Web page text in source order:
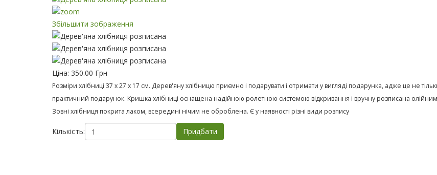
Збільшити зображення
Ціна: 350.00 Грн
Розміри хлібниці 37 х 27 х 17 см. Дерев'яну хлібницю приємно і подарувати і отримати у вигляді подарунка, адже це не
практичний подарунок. Кришка хлібниці оснащена надійною ролетною системою відкривання і вручну розписана
Зовні хлібниця покрита лаком, всередині нічим не оброблена. Є у наявності різні види розпису
Кількість: